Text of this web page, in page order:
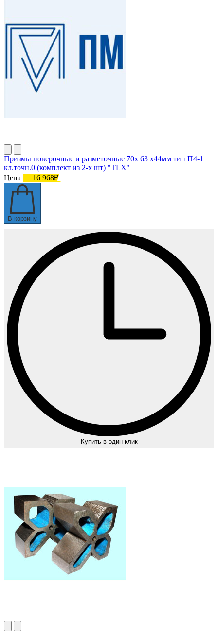
Призмы поверочные и разметочные 70х 63 х44мм тип П4-1
кл.точн.0 (комплект из 2-х шт) "TLX"
Цена
16 968₽
В корзину
Купить в один клик